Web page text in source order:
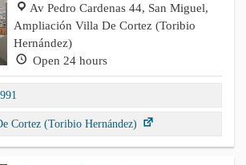
Av Pedro Cardenas 44, San Miguel,
Ampliación Villa De Cortez (Toribio
Hernández)
Open 24 hours
Cortez (Toribio Hernández)